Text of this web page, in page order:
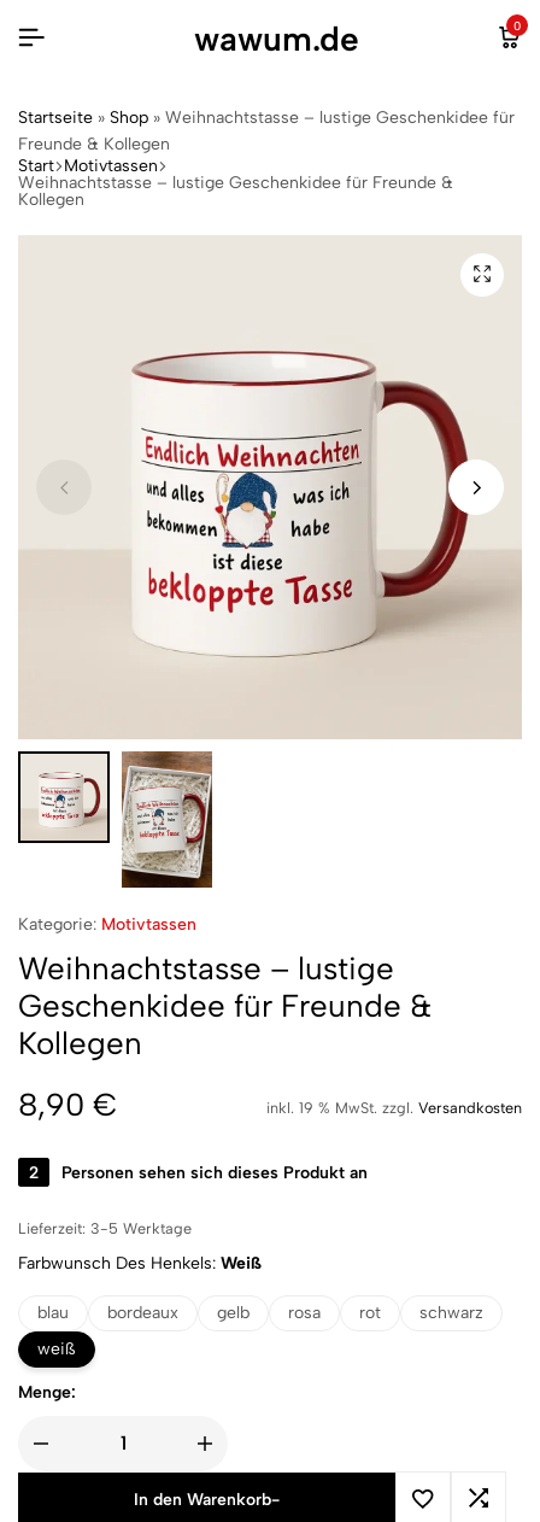
wawum.de 0
Startseite » Shop » Weihnachtstasse – lustige Geschenkidee für
Freunde & Kollegen
Start Motivtassen
Weihnachtstasse – lustige Geschenkidee für Freunde &
Kollegen
Kategorie: Motivtassen
Weihnachtstasse – lustige
Geschenkidee für Freunde &
Kollegen
8,90 € inkl. 19 % MwSt. zzgl. Versandkosten
2 Personen sehen sich dieses Produkt an
Lieferzeit: 3-5 Werktage
Farbwunsch Des Henkels Weiß
blau bordeaux gelb rosa rot
schwarz
weiß
Menge:
In den Warenkorb-